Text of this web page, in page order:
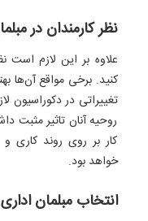
نظر کارمندان در
علاوه بر این لازم است
کنید. برخی مواقع آن‌ها
تغییراتی در
روحیه آنان تاثیر مثبت
کار بر روی روند کاری
خواهد بود.
انتخاب مبلمان